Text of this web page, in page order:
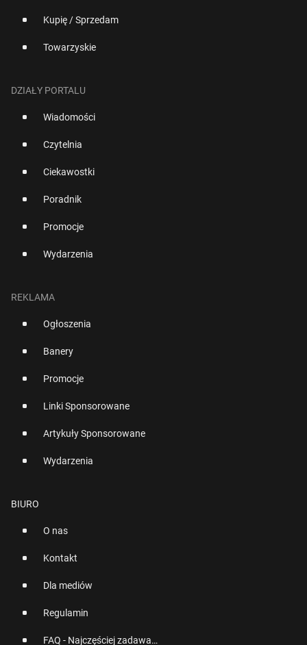
Kupię / Sprzedam
Towarzyskie
DZIAŁY PORTALU
Wiadomości
Czytelnia
Ciekawostki
Poradnik
Promocje
Wydarzenia
REKLAMA
Ogłoszenia
Banery
Promocje
Linki Sponsorowane
Artykuły Sponsorowane
Wydarzenia
BIURO
O nas
Kontakt
Dla mediów
Regulamin
FAQ - Najczęściej zadawane pytania